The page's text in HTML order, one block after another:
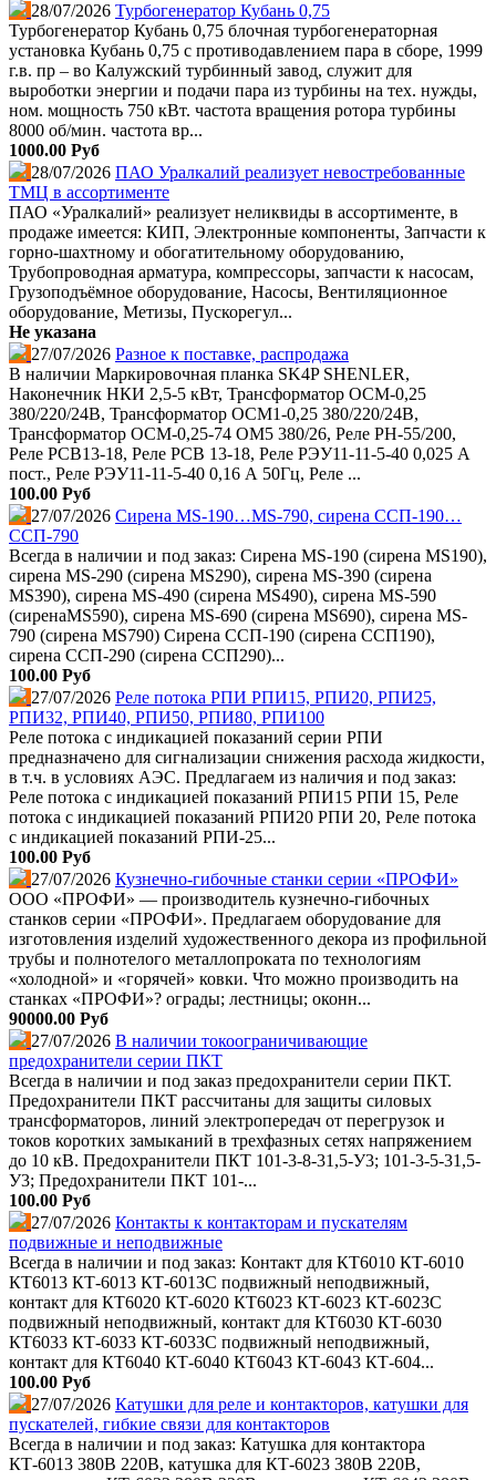
28/07/2026 Турбогенератор Кубань 0,75
Турбогенератор Кубань 0,75 блочная турбогенераторная
установка Кубань 0,75 с противодавлением пара в сборе, 1999
г.в. пр – во Калужский турбинный завод, служит для
выроботки энергии и подачи пара из турбины на тех. нужды,
ном. мощность 750 кВт. частота вращения ротора турбины
8000 об/мин. частота вр...
1000.00 Руб
28/07/2026 ПАО Уралкалий реализует невостребованные
ТМЦ в ассортименте
ПАО «Уралкалий» реализует неликвиды в ассортименте, в
продаже имеется: КИП, Электронные компоненты, Запчасти к
горно-шахтному и обогатительному оборудованию,
Трубопроводная арматура, компрессоры, запчасти к насосам,
Грузоподъёмное оборудование, Насосы, Вентиляционное
оборудование, Метизы, Пускорегул...
Не указана
27/07/2026 Разное к поставке, распродажа
В наличии Маркировочная планка SK4P SHENLER,
Наконечник НКИ 2,5-5 кВт, Трансформатор ОСМ-0,25
380/220/24В, Трансформатор ОСМ1-0,25 380/220/24В,
Трансформатор ОСМ-0,25-74 ОМ5 380/26, Реле РН-55/200,
Реле РСВ13-18, Реле РСВ 13-18, Реле РЭУ11-11-5-40 0,025 А
пост., Реле РЭУ11-11-5-40 0,16 А 50Гц, Реле ...
100.00 Руб
27/07/2026 Сирена MS-190…MS-790, сирена ССП-190…
ССП-790
Всегда в наличии и под заказ: Сирена MS-190 (сирена MS190),
сирена MS-290 (сирена MS290), сирена MS-390 (сирена
MS390), сирена MS-490 (сирена MS490), сирена MS-590
(сиренаMS590), сирена MS-690 (сирена MS690), сирена MS-
790 (сирена MS790) Сирена ССП-190 (сирена ССП190),
сирена ССП-290 (сирена ССП290)...
100.00 Руб
27/07/2026 Реле потока РПИ РПИ15, РПИ20, РПИ25,
РПИ32, РПИ40, РПИ50, РПИ80, РПИ100
Реле потока с индикацией показаний серии РПИ
предназначено для сигнализации снижения расхода жидкости,
в т.ч. в условиях АЭС. Предлагаем из наличия и под заказ:
Реле потока с индикацией показаний РПИ15 РПИ 15, Реле
потока с индикацией показаний РПИ20 РПИ 20, Реле потока
с индикацией показаний РПИ-25...
100.00 Руб
27/07/2026 Кузнечно-гибочные станки серии «ПРОФИ»
ООО «ПРОФИ» — производитель кузнечно‑гибочных
станков серии «ПРОФИ». Предлагаем оборудование для
изготовления изделий художественного декора из профильной
трубы и полнотелого металлопроката по технологиям
«холодной» и «горячей» ковки. Что можно производить на
станках «ПРОФИ»? ограды; лестницы; оконн...
90000.00 Руб
27/07/2026 В наличии токоограничивающие
предохранители серии ПКТ
Всегда в наличии и под заказ предохранители серии ПКТ.
Предохранители ПКТ рассчитаны для защиты силовых
трансформаторов, линий электропередач от перегрузок и
токов коротких замыканий в трехфазных сетях напряжением
до 10 кВ. Предохранители ПКТ 101-3-8-31,5-У3; 101-3-5-31,5-
У3; Предохранители ПКТ 101-...
100.00 Руб
27/07/2026 Контакты к контакторам и пускателям
подвижные и неподвижные
Всегда в наличии и под заказ: Контакт для КТ6010 КТ-6010
КТ6013 КТ-6013 КТ-6013С подвижный неподвижный,
контакт для КТ6020 КТ-6020 КТ6023 КТ-6023 КТ-6023С
подвижный неподвижный, контакт для КТ6030 КТ-6030
КТ6033 КТ-6033 КТ-6033С подвижный неподвижный,
контакт для КТ6040 КТ-6040 КТ6043 КТ-6043 КТ-604...
100.00 Руб
27/07/2026 Катушки для реле и контакторов, катушки для
пускателей, гибкие связи для контакторов
Всегда в наличии и под заказ: Катушка для контактора
КТ-6013 380В 220В, катушка для КТ-6023 380В 220В,